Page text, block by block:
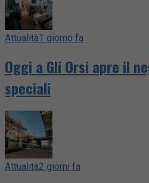
Attualità1 giorno fa
Oggi a Gli Orsi apre il
speciali
Attualità2 giorni fa